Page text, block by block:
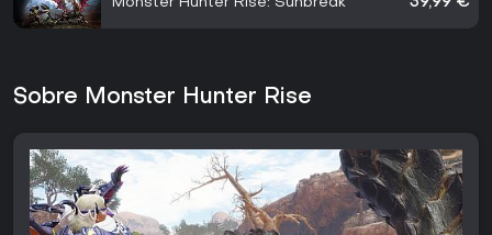
Monster Hunter Rise: Sunbreak 39,99 €
Sobre Monster Hunter Rise